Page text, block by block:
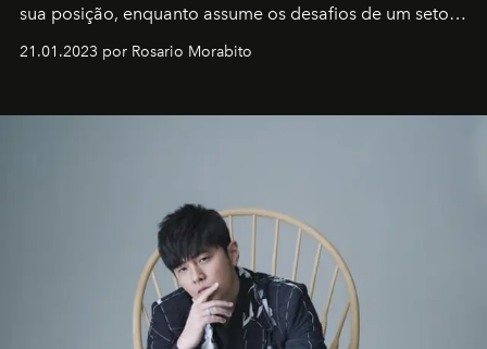
sua posição, enquanto assume os desafios de um setor
em rápida evolução e redefinindo o conceito de luxo
21.01.2023 por Rosario Morabito